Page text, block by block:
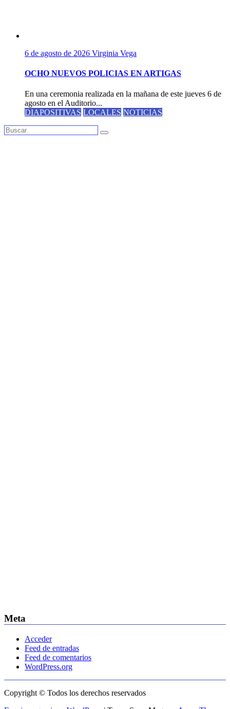
6 de agosto de 2026 Virginia Vega
OCHO NUEVOS POLICIAS EN ARTIGAS
En una ceremonia realizada en la mañana de este jueves 6 de
agosto en el Auditorio...
DIAPOSITIVAS LOCALES NOTICIAS
Meta
Acceder
Feed de entradas
Feed de comentarios
WordPress.org
Copyright © Todos los derechos reservados